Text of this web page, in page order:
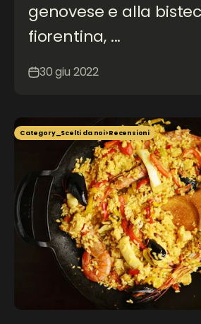
genovese e alla
fiorentina, ...
30 giu 2022
Category_Scelti da noi>Recensioni